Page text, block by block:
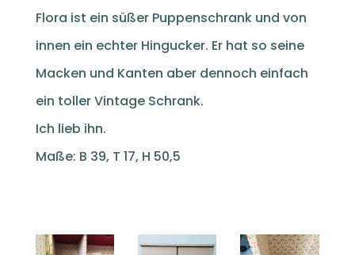
Flora ist ein süßer Puppenschrank und von
innen ein echter Hingucker. Er hat so seine
Macken und Kanten aber dennoch einfach
ein toller Vintage Schrank.
Ich lieb ihn.
Maße: B 39, T 17, H 50,5